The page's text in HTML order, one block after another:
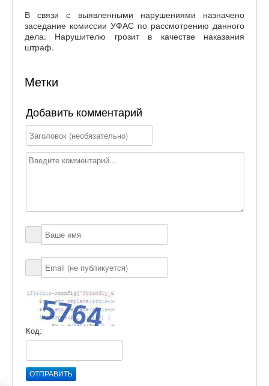
В связи с выявленными нарушениями назначено
заседание комиссии УФАС по рассмотрению данного
дела. Нарушителю грозит в качестве наказания
штраф.
Метки
Добавить комментарий
Код:
ОТПРАВИТЬ